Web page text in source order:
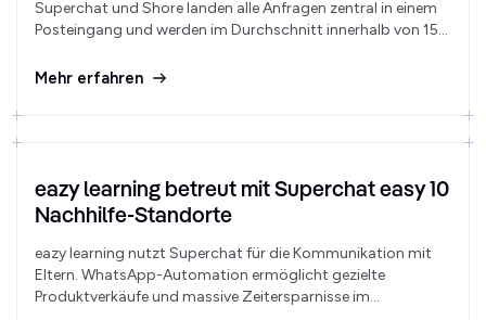
Superchat und Shore landen alle Anfragen zentral in einem
Posteingang und werden im Durchschnitt innerhalb von 15
Mehr erfahren
eazy learning betreut mit Superchat easy 10
Nachhilfe-Standorte
eazy learning nutzt Superchat für die Kommunikation mit
Eltern. WhatsApp-Automation ermöglicht gezielte
Produktverkäufe und massive Zeitersparnisse im